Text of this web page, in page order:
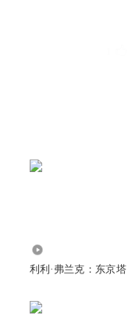
利利·弗兰克：东京塔